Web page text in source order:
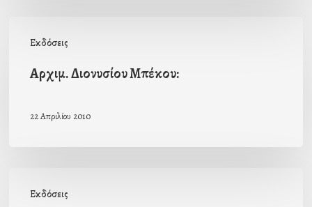
Εκδόσεις
Διονυσίου
Μπέκου:
Αρχιμ. Διονυσίου Μπέκου:
22 Απριλίου 2010
Εκδόσεις
Βασιλείου